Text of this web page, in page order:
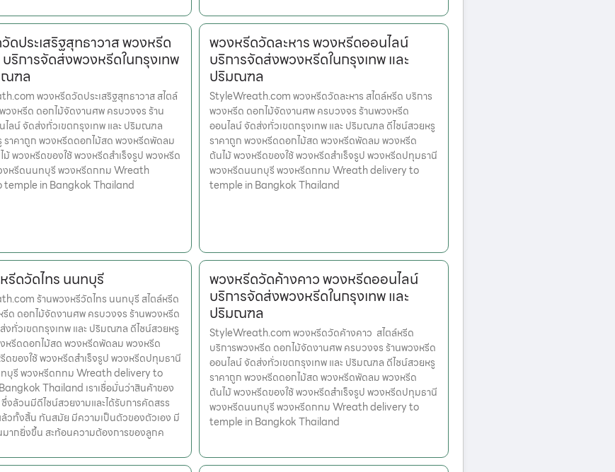
ดประเสริฐสุทธาวาส พวงหรีด
ริการจัดส่งพวงหรีดในกรุงเทพ
ณฑล
พวงหรีดวัดประเสริฐสุทธาวาส สไตล์
วงหรีด ดอกไม้จัดงานศพ ครบวงจร ร้าน
ลน์ จัดส่งทั่วเขตกรุงเทพ และ ปริมณฑล
ราคาถูก พวงหรีดดอกไม้สด พวงหรีดพัดลม
พวงหรีดของใช้ พวงหรีดสำเร็จรูป พวงหรีด
งหรีดนนทบุรี พวงหรีดกทม Wreath
temple in Bangkok Thailand
พวงหรีดวัดละหาร พวงหรีดออนไลน์
บริการจัดส่งพวงหรีดในกรุงเทพ และ
ปริมณฑล
StyleWreath.com พวงหรีดวัดละหาร สไตล์หรีด บริการ
พวงหรีด ดอกไม้จัดงานศพ ครบวงจร ร้านพวงหรีด
ออนไลน์ จัดส่งทั่วเขตกรุงเทพ และ ปริมณฑล ดีไซน์สวยหรู
ราคาถูก พวงหรีดดอกไม้สด พวงหรีดพัดลม พวงหรีด
ต้นไม้ พวงหรีดของใช้ พวงหรีดสำเร็จรูป พวงหรีดปทุมธานี
พวงหรีดนนทบุรี พวงหรีดกทม Wreath delivery to
temple in Bangkok Thailand
รีดวัดไทร นนทบุรี
ร้านพวงหรีวัดไทร นนทบุรี สไตล์หรีด
รีด ดอกไม้จัดงานศพ ครบวงจร ร้านพวงหรีด
งทั่วเขตกรุงเทพ และ ปริมณฑล ดีไซน์สวยหรู
หรีดดอกไม้สด พวงหรีดพัดลม พวงหรีด
ดของใช้ พวงหรีดสำเร็จรูป พวงหรีดปทุมธานี
บุรี พวงหรีดกทม Wreath delivery to
Thailand เราเชื่อมั่นว่าสินค้าของ
ซึ่งล้วนมีดีไซน์สวยงามและได้รับการคัดสรร
วทั้งสิ้น ทันสมัย มีความเป็นตัวของตัวเอง มี
มากยิ่งขึ้น สะท้อนความต้องการของลูกค
พวงหรีดวัดค้างคาว พวงหรีดออนไลน์
บริการจัดส่งพวงหรีดในกรุงเทพ และ
ปริมณฑล
StyleWreath.com พวงหรีดวัดค้างคาว สไตล์หรีด
บริการพวงหรีด ดอกไม้จัดงานศพ ครบวงจร ร้านพวงหรีด
ออนไลน์ จัดส่งทั่วเขตกรุงเทพ และ ปริมณฑล ดีไซน์สวยหรู
ราคาถูก พวงหรีดดอกไม้สด พวงหรีดพัดลม พวงหรีด
ต้นไม้ พวงหรีดของใช้ พวงหรีดสำเร็จรูป พวงหรีดปทุมธานี
พวงหรีดนนทบุรี พวงหรีดกทม Wreath delivery to
temple in Bangkok Thailand